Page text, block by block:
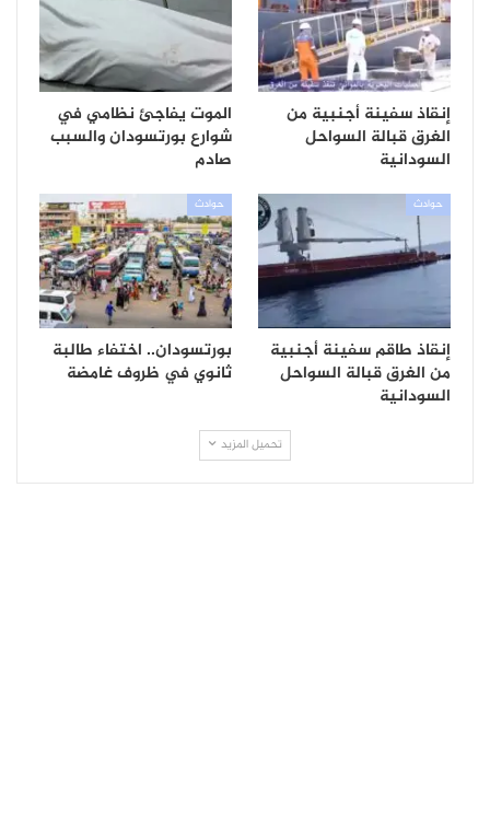
إنقاذ سفينة أجنبية من
الغرق قبالة السواحل
السودانية
الموت يفاجئ نظامي في
شوارع بورتسودان والسبب
صادم
حوادث
إنقاذ طاقم سفينة أجنبية
من الغرق قبالة السواحل
السودانية
حوادث
بورتسودان.. اختفاء طالبة
ثانوي في ظروف غامضة
تحميل المزيد